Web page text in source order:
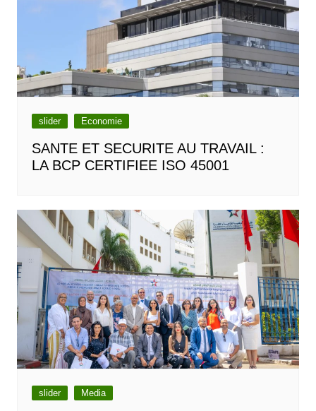
slider Economie
SANTE ET SECURITE AU TRAVAIL :
LA BCP CERTIFIEE ISO 45001
slider Media